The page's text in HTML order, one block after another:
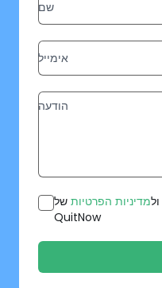
ולמדיניות הפרטיות של
QuitNow